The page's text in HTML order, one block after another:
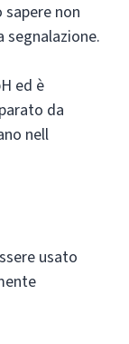
non
segnalazione.
ed è
da
nell
usato